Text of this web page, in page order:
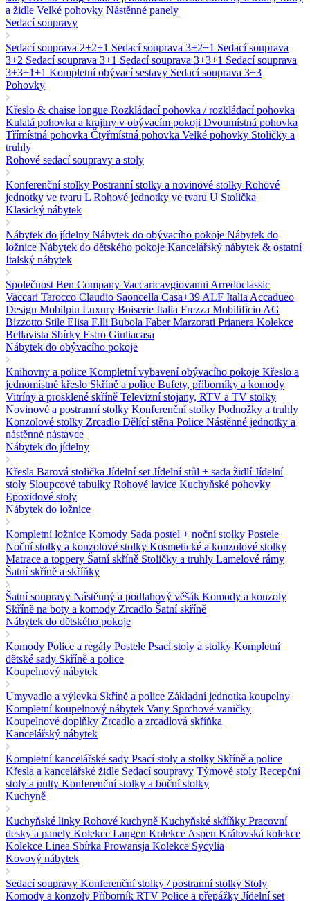
a židle Velké pohovky Nástěnné panely
Sedací soupravy
Sedací souprava 2+2+1 Sedací souprava 3+2+1 Sedací souprava
3+2 Sedací souprava 3+1 Sedací souprava 3+3+1 Sedací souprava
3+3+1+1 Kompletní obývací sestavy Sedací souprava 3+3
Pohovky
Křeslo & chaise longue Rozkládací pohovka / rozkládací pohovka
Kulatá pohovka a krajiny v obývacím pokoji Dvoumístná pohovka
Třímístná pohovka Čtyřmístná pohovka Velké pohovky Stoličky a
truhly
Rohové sedací soupravy a stoly
Konferenční stolky Postranní stolky a novinové stolky Rohové
jednotky ve tvaru L Rohové jednotky ve tvaru U Stolička
Klasický nábytek
Nábytek do jídelny Nábytek do obývacího pokoje Nábytek do
ložnice Nábytek do dětského pokoje Kancelářský nábytek & ostatní
Italský nábytek
Společnost Ben Company Vaccaricavgiovanni Arredoclassic
Vaccari Tarocco Claudio Saoncella Casa+39 ALF Italia Accadueo
Design Mobilpiu Luxury Boiserie Italia Frezza Mobilificio AG
Bizzotto Stile Elisa F.lli Bubola FaberMarzorati Prianera Kolekce
Bellavista Sbírky Estro Giuliacasa
Nábytek do obývacího pokoje
Knihovny a police Kompletní vybavení obývacího pokoje Křeslo a
jednomístné křeslo Skříně a police Bufety, příborníky a komody
Vitríny a prosklené skříně Televizní stojany, RTV a TV stolky
Novinové a postranní stolky Konferenční stolky Podnožky a truhly
Konzolové stolky Zrcadlo Dělící stěna Police Nástěnné jednotky a
nástěnné nástavce
Nábytek do jídelny
Křesla Barová stolička Jídelní set Jídelní stůl + sada židlíJídelní
stoly Sloupcové tabulky Rohové lavice Kuchyňské pohovky
Epoxidové stoly
Nábytek do ložnice
Kompletní ložnice Komody Sada postel + noční stolky Postele
Noční stolky a konzolové stolky Kosmetické a konzolové stolky
Matrace a toppery Šatní skříně Stoličky a truhly Lamelové rámy
Šatní skříně a skříňky
Šatní soupravy Nástěnný a podlahový věšák Komody a konzoly
Skříně na boty a komody Zrcadlo Šatní skříně
Nábytek do dětského pokoje
Komody Police a regály Postele Psací stoly a stolky Kompletní
dětské sady Skříně a police
Koupelnový nábytek
Umyvadlo a výlevka Skříně a police Základní jednotka koupelny
Kompletní koupelnový nábytek Vany Sprchové vaničky
Koupelnové doplňky Zrcadlo a zrcadlová skříňka
Kancelářský nábytek
Kompletní kancelářské sady Psací stoly a stolky Skříně a police
Křesla a kancelářské židle Sedací soupravy Týmové stoly Recepční
stoly a pulty Konferenční stolky a boční stolky
Kuchyně
Kuchyňské linky Rohové kuchyně Kuchyňské skříňky Pracovní
desky a panely Kolekce Langen Kolekce Aspen Královská kolekce
Kolekce Linea Sbírka Prowansja Kolekce Sycylia
Kovový nábytek
Sedací soupravy Konferenční stolky / postranní stolky Stoly
Komody a konzoly Příborník RTV Police a přepážky Jídelní set